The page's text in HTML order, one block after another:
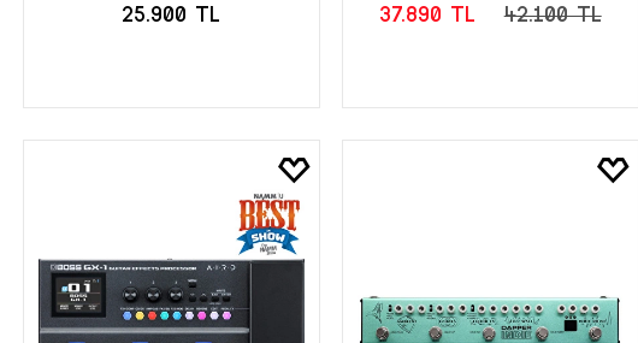
25.900 TL
SEPETE EKLE
37.890 TL 42.100 TL
SEPETE EKLE